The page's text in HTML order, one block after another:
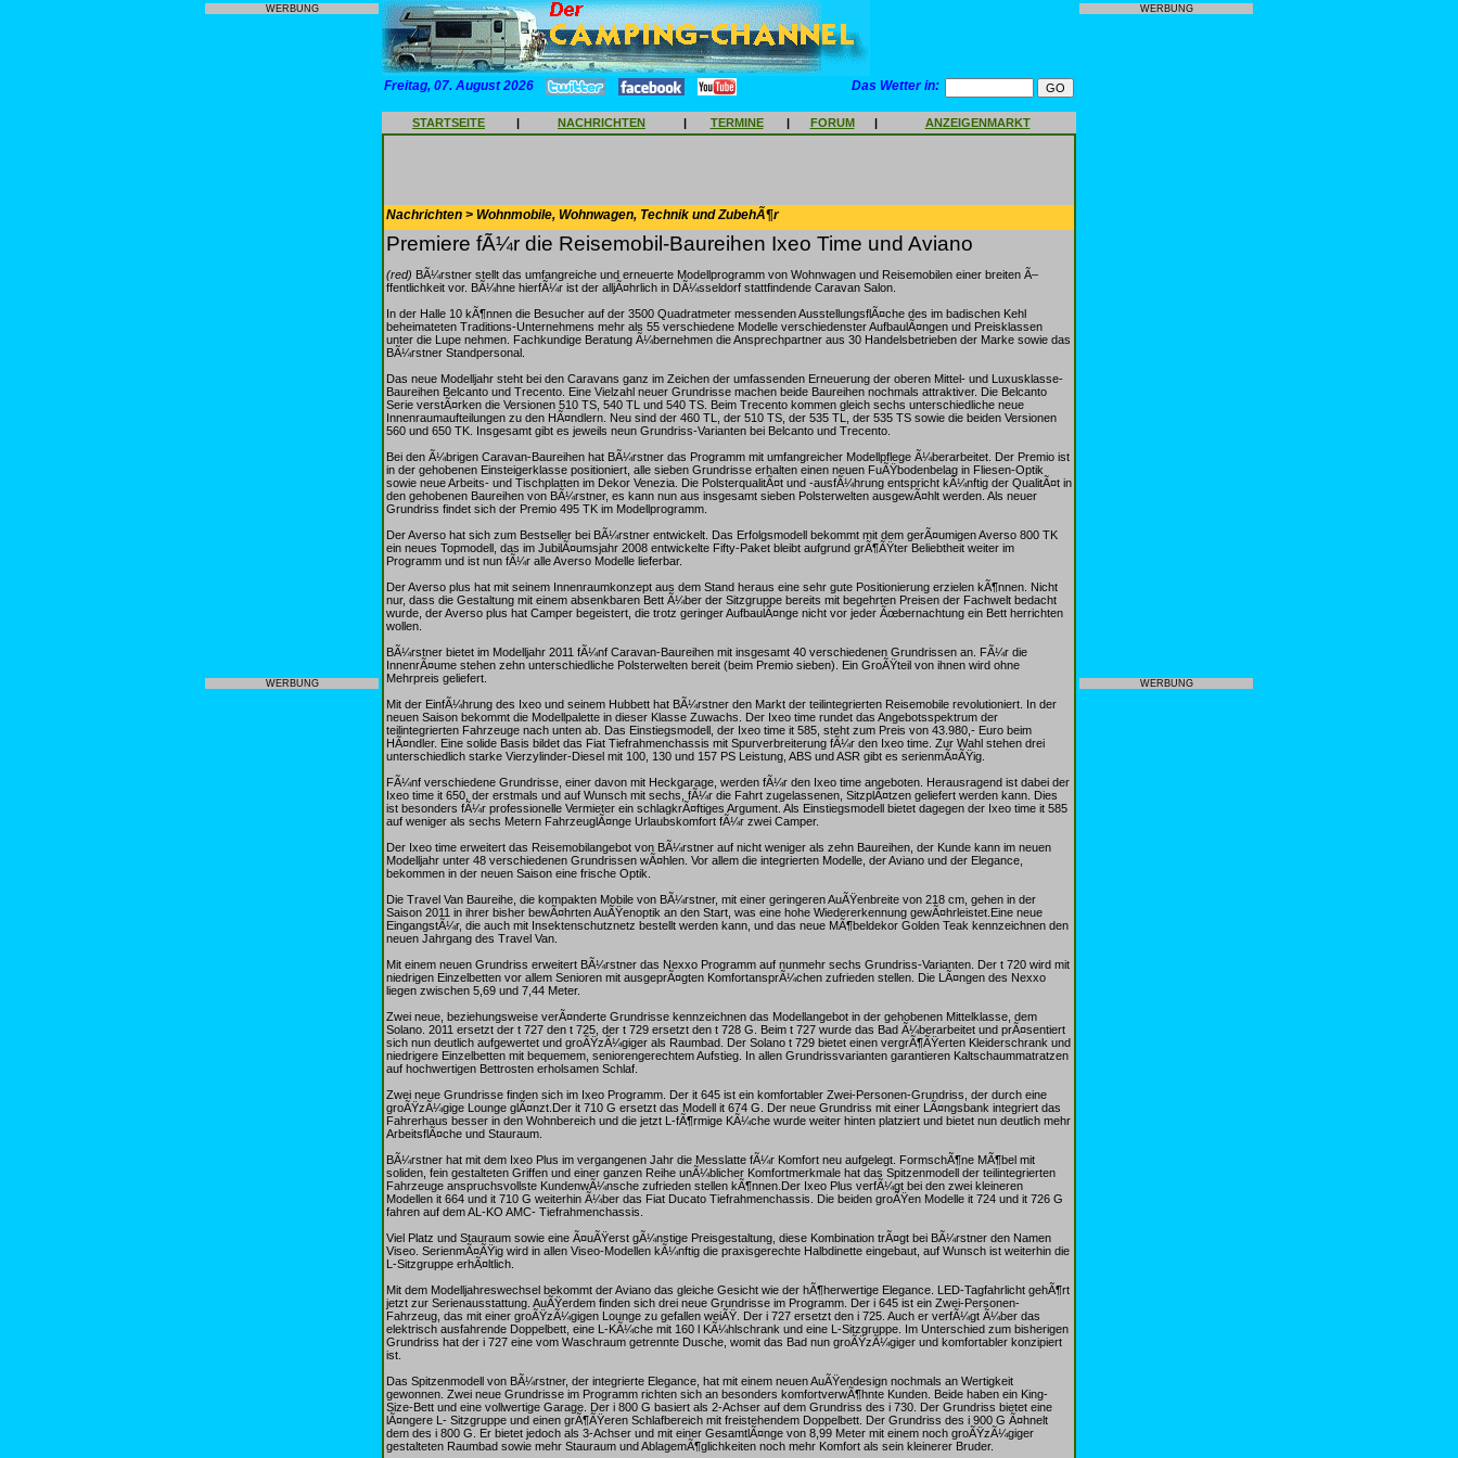
WERBUNG
WERBUNG
Freitag, 07. August 2026 Das Wetter in:
STARTSEITE | NACHRICHTEN | TERMINE | FORUM | ANZEIGENMARKT
Nachrichten > Wohnmobile, Wohnwagen, Technik und ZubehÃ¶r
Premiere fÃ¼r die Reisemobil-Baureihen Ixeo Time und Aviano
(red) BÃ¼rstner stellt das umfangreiche und erneuerte Modellprogramm von Wohnwagen und Reisemobilen einer breiten Ã–
ffentlichkeit vor. BÃ¼hne hierfÃ¼r ist der alljÃ¤hrlich in DÃ¼sseldorf stattfindende Caravan Salon.
In der Halle 10 kÃ¶nnen die Besucher auf der 3500 Quadratmeter messenden AusstellungsflÃ¤che des im badischen Kehl
beheimateten Traditions-Unternehmens mehr als 55 verschiedene Modelle verschiedenster AufbaulÃ¤ngen und Preisklassen
unter die Lupe nehmen. Fachkundige Beratung Ã¼bernehmen die Ansprechpartner aus 30 Handelsbetrieben der Marke sowie das
BÃ¼rstner Standpersonal.
Das neue Modelljahr steht bei den Caravans ganz im Zeichen der umfassenden Erneuerung der oberen Mittel- und Luxusklasse-
Baureihen Belcanto und Trecento. Eine Vielzahl neuer Grundrisse machen beide Baureihen nochmals attraktiver. Die Belcanto
Serie verstÃ¤rken die Versionen 510 TS, 540 TL und 540 TS. Beim Trecento kommen gleich sechs unterschiedliche neue
Innenraumaufteilungen zu den HÃ¤ndlern. Neu sind der 460 TL, der 510 TS, der 535 TL, der 535 TS sowie die beiden Versionen
560 und 650 TK. Insgesamt gibt es jeweils neun Grundriss-Varianten bei Belcanto und Trecento.
Bei den Ã¼brigen Caravan-Baureihen hat BÃ¼rstner das Programm mit umfangreicher Modellpflege Ã¼berarbeitet. Der Premio ist
in der gehobenen Einsteigerklasse positioniert, alle sieben Grundrisse erhalten einen neuen FuÃŸbodenbelag in Fliesen-Optik
sowie neue Arbeits- und Tischplatten im Dekor Venezia. Die PolsterqualitÃ¤t und -ausfÃ¼hrung entspricht kÃ¼nftig der QualitÃ¤t in
den gehobenen Baureihen von BÃ¼rstner, es kann nun aus insgesamt sieben Polsterwelten ausgewÃ¤hlt werden. Als neuer
Grundriss findet sich der Premio 495 TK im Modellprogramm.
Der Averso hat sich zum Bestseller bei BÃ¼rstner entwickelt. Das Erfolgsmodell bekommt mit dem gerÃ¤umigen Averso 800 TK
ein neues Topmodell, das im JubilÃ¤umsjahr 2008 entwickelte Fifty-Paket bleibt aufgrund grÃ¶ÃŸter Beliebtheit weiter im
Programm und ist nun fÃ¼r alle Averso Modelle lieferbar.
Der Averso plus hat mit seinem Innenraumkonzept aus dem Stand heraus eine sehr gute Positionierung erzielen kÃ¶nnen. Nicht
nur, dass die Gestaltung mit einem absenkbaren Bett Ã¼ber der Sitzgruppe bereits mit begehrten Preisen der Fachwelt bedacht
wurde, der Averso plus hat Camper begeistert, die trotz geringer AufbaulÃ¤nge nicht vor jeder Ãœbernachtung ein Bett herrichten
wollen.
BÃ¼rstner bietet im Modelljahr 2011 fÃ¼nf Caravan-Baureihen mit insgesamt 40 verschiedenen Grundrissen an. FÃ¼r die
InnenrÃ¤ume stehen zehn unterschiedliche Polsterwelten bereit (beim Premio sieben). Ein GroÃŸteil von ihnen wird ohne
Mehrpreis geliefert.
Mit der EinfÃ¼hrung des Ixeo und seinem Hubbett hat BÃ¼rstner den Markt der teilintegrierten Reisemobile revolutioniert. In der
neuen Saison bekommt die Modellpalette in dieser Klasse Zuwachs. Der Ixeo time rundet das Angebotsspektrum der
teilintegrierten Fahrzeuge nach unten ab. Das Einstiegsmodell, der Ixeo time it 585, steht zum Preis von 43.980,- Euro beim
HÃ¤ndler. Eine solide Basis bildet das Fiat Tiefrahmenchassis mit Spurverbreiterung fÃ¼r den Ixeo time. Zur Wahl stehen drei
unterschiedlich starke Vierzylinder-Diesel mit 100, 130 und 157 PS Leistung, ABS und ASR gibt es serienmÃ¤ÃŸig.
FÃ¼nf verschiedene Grundrisse, einer davon mit Heckgarage, werden fÃ¼r den Ixeo time angeboten. Herausragend ist dabei der
Ixeo time it 650, der erstmals und auf Wunsch mit sechs, fÃ¼r die Fahrt zugelassenen, SitzplÃ¤tzen geliefert werden kann. Dies
ist besonders fÃ¼r professionelle Vermieter ein schlagkrÃ¤ftiges Argument. Als Einstiegsmodell bietet dagegen der Ixeo time it 585
auf weniger als sechs Metern FahrzeuglÃ¤nge Urlaubskomfort fÃ¼r zwei Camper.
Der Ixeo time erweitert das Reisemobilangebot von BÃ¼rstner auf nicht weniger als zehn Baureihen, der Kunde kann im neuen
Modelljahr unter 48 verschiedenen Grundrissen wÃ¤hlen. Vor allem die integrierten Modelle, der Aviano und der Elegance,
bekommen in der neuen Saison eine frische Optik.
Die Travel Van Baureihe, die kompakten Mobile von BÃ¼rstner, mit einer geringeren AuÃŸenbreite von 218 cm, gehen in der
Saison 2011 in ihrer bisher bewÃ¤hrten AuÃŸenoptik an den Start, was eine hohe Wiedererkennung gewÃ¤hrleistet.Eine neue
EingangstÃ¼r, die auch mit Insektenschutznetz bestellt werden kann, und das neue MÃ¶beldekor Golden Teak kennzeichnen den
neuen Jahrgang des Travel Van.
Mit einem neuen Grundriss erweitert BÃ¼rstner das Nexxo Programm auf nunmehr sechs Grundriss-Varianten. Der t 720 wird mit
niedrigen Einzelbetten vor allem Senioren mit ausgeprÃ¤gten KomfortansprÃ¼chen zufrieden stellen. Die LÃ¤ngen des Nexxo
liegen zwischen 5,69 und 7,44 Meter.
Zwei neue, beziehungsweise verÃ¤nderte Grundrisse kennzeichnen das Modellangebot in der gehobenen Mittelklasse, dem
Solano. 2011 ersetzt der t 727 den t 725, der t 729 ersetzt den t 728 G. Beim t 727 wurde das Bad Ã¼berarbeitet und prÃ¤sentiert
sich nun deutlich aufgewertet und groÃŸzÃ¼giger als Raumbad. Der Solano t 729 bietet einen vergrÃ¶ÃŸerten Kleiderschrank und
niedrigere Einzelbetten mit bequemem, seniorengerechtem Aufstieg. In allen Grundrissvarianten garantieren Kaltschaummatratzen
auf hochwertigen Bettrosten erholsamen Schlaf.
Zwei neue Grundrisse finden sich im Ixeo Programm. Der it 645 ist ein komfortabler Zwei-Personen-Grundriss, der durch eine
groÃŸzÃ¼gige Lounge glÃ¤nzt.Der it 710 G ersetzt das Modell it 674 G. Der neue Grundriss mit einer LÃ¤ngsbank integriert das
Fahrerhaus besser in den Wohnbereich und die jetzt L-fÃ¶rmige KÃ¼che wurde weiter hinten platziert und bietet nun deutlich mehr
ArbeitsflÃ¤che und Stauraum.
BÃ¼rstner hat mit dem Ixeo Plus im vergangenen Jahr die Messlatte fÃ¼r Komfort neu aufgelegt. FormschÃ¶ne MÃ¶bel mit
soliden, fein gestalteten Griffen und einer ganzen Reihe unÃ¼blicher Komfortmerkmale hat das Spitzenmodell der teilintegrierten
Fahrzeuge anspruchsvollste KundenwÃ¼nsche zufrieden stellen kÃ¶nnen.Der Ixeo Plus verfÃ¼gt bei den zwei kleineren
Modellen it 664 und it 710 G weiterhin Ã¼ber das Fiat Ducato Tiefrahmenchassis. Die beiden groÃŸen Modelle it 724 und it 726 G
fahren auf dem AL-KO AMC- Tiefrahmenchassis.
Viel Platz und Stauraum sowie eine Ã¤uÃŸerst gÃ¼nstige Preisgestaltung, diese Kombination trÃ¤gt bei BÃ¼rstner den Namen
Viseo. SerienmÃ¤ÃŸig wird in allen Viseo-Modellen kÃ¼nftig die praxisgerechte Halbdinette eingebaut, auf Wunsch ist weiterhin die
L-Sitzgruppe erhÃ¤ltlich.
Mit dem Modelljahreswechsel bekommt der Aviano das gleiche Gesicht wie der hÃ¶herwertige Elegance. LED-Tagfahrlicht gehÃ¶rt
jetzt zur Serienausstattung. AuÃŸerdem finden sich drei neue Grundrisse im Programm. Der i 645 ist ein Zwei-Personen-
Fahrzeug, das mit einer groÃŸzÃ¼gigen Lounge zu gefallen weiÃŸ. Der i 727 ersetzt den i 725. Auch er verfÃ¼gt Ã¼ber das
elektrisch ausfahrende Doppelbett, eine L-KÃ¼che mit 160 l KÃ¼hlschrank und eine L-Sitzgruppe. Im Unterschied zum bisherigen
Grundriss hat der i 727 eine vom Waschraum getrennte Dusche, womit das Bad nun groÃŸzÃ¼giger und komfortabler konzipiert
ist.
Das Spitzenmodell von BÃ¼rstner, der integrierte Elegance, hat mit einem neuen AuÃŸendesign nochmals an Wertigkeit
gewonnen. Zwei neue Grundrisse im Programm richten sich an besonders komfortverwÃ¶hnte Kunden. Beide haben ein King-
Size-Bett und eine vollwertige Garage. Der i 800 G basiert als 2-Achser auf dem Grundriss des i 730. Der Grundriss bietet eine
lÃ¤ngere L- Sitzgruppe und einen grÃ¶ÃŸeren Schlafbereich mit freistehendem Doppelbett. Der Grundriss des i 900 G Ã¤hnelt
dem des i 800 G. Er bietet jedoch als 3-Achser und mit einer GesamtlÃ¤nge von 8,99 Meter mit einem noch groÃŸzÃ¼giger
gestalteten Raumbad sowie mehr Stauraum und AblagemÃ¶glichkeiten noch mehr Komfort als sein kleinerer Bruder.
WERBUNG
WERBUNG